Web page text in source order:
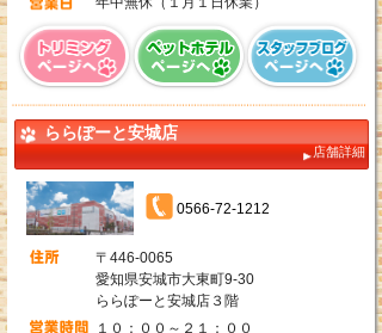
ららぽーと安城店
店舗詳細
0566-72-1212
〒446-0065
愛知県安城市大東町9-30
ららぽーと安城店３階
１０：００～２１：００